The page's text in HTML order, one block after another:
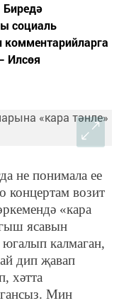
социаль
комментарийларга
Илсөя
не понимала ее
концертам возит
«кара
ясавын
калмаган,
дип җавап
хәтта
Мин